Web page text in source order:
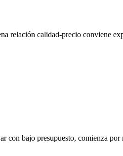
relación calidad-precio conviene
con bajo presupuesto, comienza